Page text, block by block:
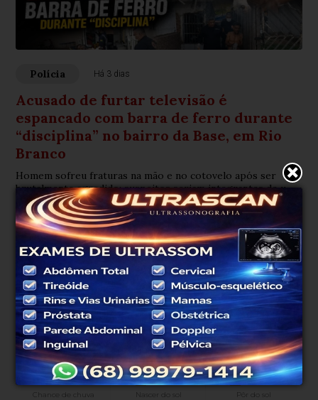
Polícia Há 3 dias
Acusado de furtar televisão é
espancado com barra de ferro durante
“disciplina” no bairro da Base, em Rio
Branco
Homem sofreu fraturas na mão e no cotovelo após ser
brutalmente agredido; suspeitos seriam integrantes de uma
organização criminosa
Rio Branco, AC
34°
Tempo nublado
Mín.23° Máx.37°
34°
Sensação
1.37km/h
Vento Umidade
0%(0mm)
Chance de chuva
07h45
Nascer do sol
07h28
Pôr do sol